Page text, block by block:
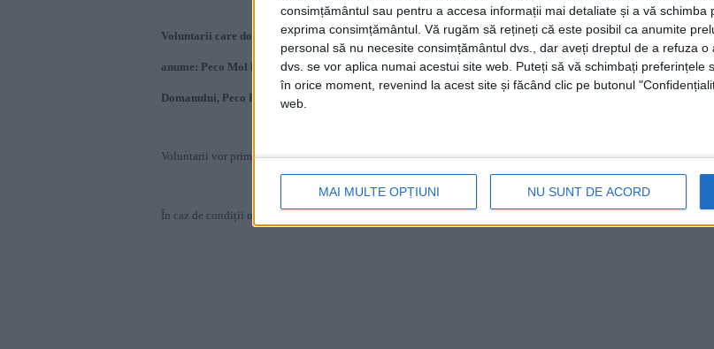
consimțământul sau pentru a accesa informații mai detaliate și a vă schimba
exprima consimțământul. Vă rugăm să rețineți că este posibil ca anumite
personal să nu necesite consimțământul dvs., dar aveți dreptul de a refuza
dvs. se vor aplica numai acestui site web. Puteți să vă schimbați preferințele
în orice moment, revenind la acest site și făcând clic pe butonul
web.
MAI MULTE OPȚIUNI NU SUNT DE ACORD
Voluntarii care doresc să se alăture acțiunilor de igienizare sunt așteptați la ora 10ºº la intrările în municipiu și
anume: Peco Mol la intrare în Câlnic, str. 24 Ianuarie acces spre cimitirul 7, poartă intrare Stadion Valea
Domanului, Peco Petrom Calea Caransebeșului, Parcare Restaurant Casa Bănățeană.
Voluntarii vor primi mănuși, saci și tricouri.
În caz de condiții meteo nefavorabile actiunea se va reprograma pentru o dată ce va fi comunicată ulterior.